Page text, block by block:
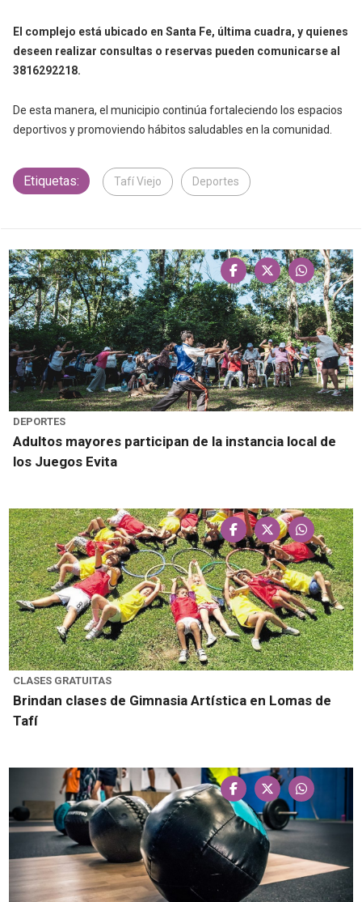
El complejo está ubicado en Santa Fe, última cuadra, y quienes
deseen realizar consultas o reservas pueden comunicarse al
3816292218.
De esta manera, el municipio continúa fortaleciendo los espacios
deportivos y promoviendo hábitos saludables en la comunidad.
Etiquetas: Tafí Viejo Deportes
DEPORTES
Adultos mayores participan de la instancia local de
los Juegos Evita
CLASES GRATUITAS
Brindan clases de Gimnasia Artística en Lomas de
Tafí